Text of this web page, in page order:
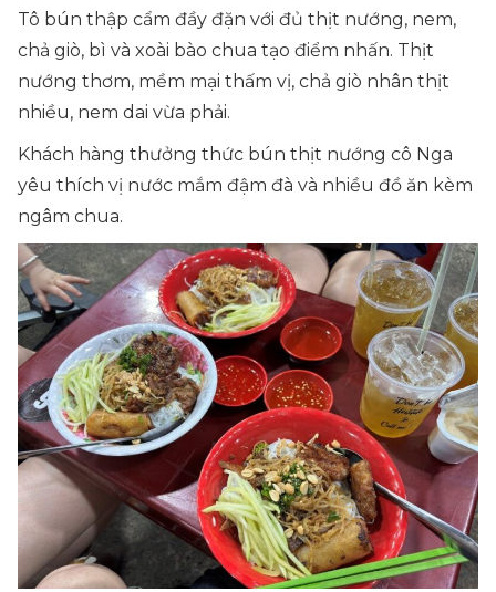
Tô bún thập cẩm đầy đặn với đủ thịt nướng, nem,
chả giò, bì và xoài bào chua tạo điểm nhấn. Thịt
nướng thơm, mềm mại thấm vị, chả giò nhân thịt
nhiều, nem dai vừa phải.
Khách hàng thưởng thức bún thịt nướng cô Nga
yêu thích vị nước mắm đậm đà và nhiều đồ ăn kèm
ngâm chua.